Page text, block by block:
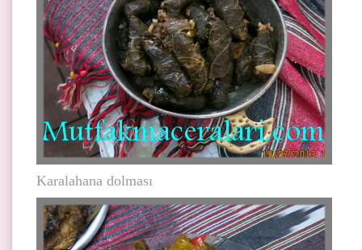
Karalahana dolması